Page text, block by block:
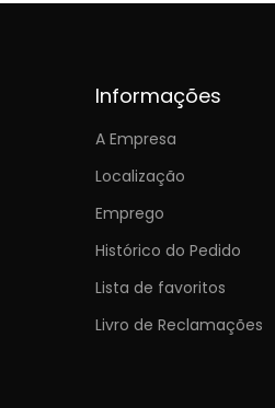
Informações
A Empresa
Localização
Emprego
Histórico do Pedido
Lista de favoritos
Livro de Reclamações